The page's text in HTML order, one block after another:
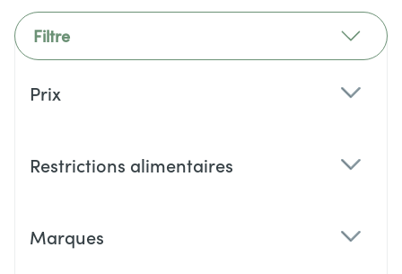
Filtre
Prix
Restrictions alimentaires
Marques